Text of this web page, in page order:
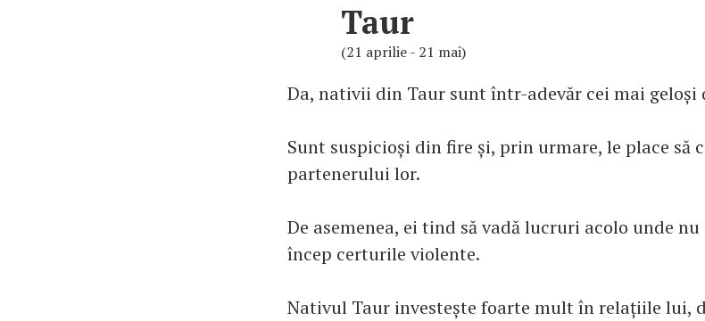
Taur
(21 aprilie - 21 mai)
Da, nativii din Taur sunt într-adevăr cei mai
Sunt suspicioși din fire și, prin urmare, le place să
partenerului lor.
De asemenea, ei tind să vadă lucruri acolo unde
încep certurile violente.
Nativul Taur investește foarte mult în relațiile lui,